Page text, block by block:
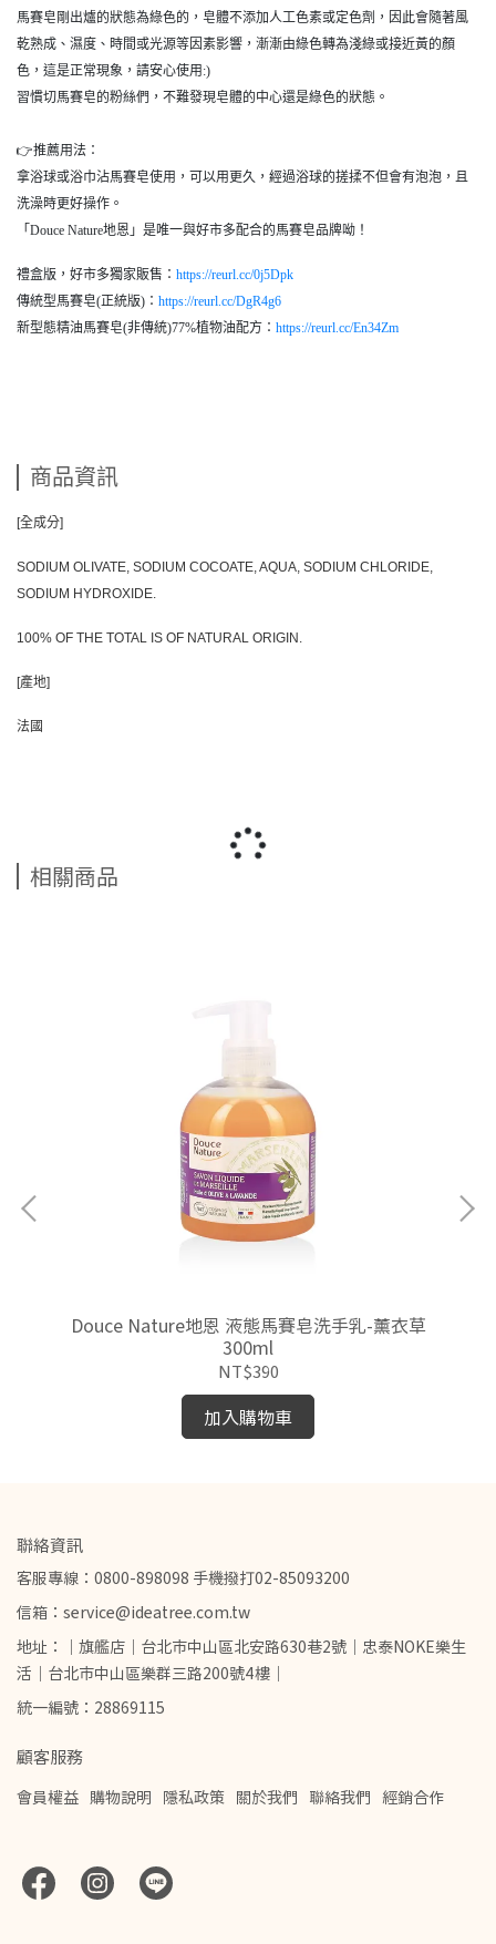
馬賽皂剛出爐的狀態為綠色的，皂體不添加人工色素或定色劑，因此會隨著風
乾熟成、濕度、時間或光源等因素影響，漸漸由綠色轉為淺綠或接近黃的顏
色，這是正常現象，請安心使用:)
習慣切馬賽皂的粉絲們，不難發現皂體的中心還是綠色的狀態。
⁠👉推薦用法：
拿浴球或浴巾沾馬賽皂使用，可以用更久，經過浴球的搓揉不但會有泡泡，且
洗澡時更好操作。
「Douce Nature地恩」是唯一與好市多配合的馬賽皂品牌呦！
禮盒版，好市多獨家販售： https://reurl.cc/0j5Dpk
傳統型馬賽皂(正統版)： https://reurl.cc/DgR4g6
新型態精油馬賽皂(非傳統)77%植物油配方： https://reurl.cc/En34Zm
商品資訊
[全成分]
SODIUM OLIVATE, SODIUM COCOATE, AQUA, SODIUM CHLORIDE,
SODIUM HYDROXIDE.
100% OF THE TOTAL IS OF NATURAL ORIGIN.
[產地]
法國
相關商品
Douce Nature地恩 液態馬賽皂洗手乳-薰衣草
300ml
NT$390
加入購物車
聯絡資訊
客服專線：0800-898098 手機撥打02-85093200
信箱：service@ideatree.com.tw
地址：｜旗艦店｜台北市中山區北安路630巷2號｜忠泰NOKE樂生
活｜台北市中山區樂群三路200號4樓｜
統一編號：28869115
顧客服務
會員權益 購物說明 隱私政策 關於我們 聯絡我們 經銷合作